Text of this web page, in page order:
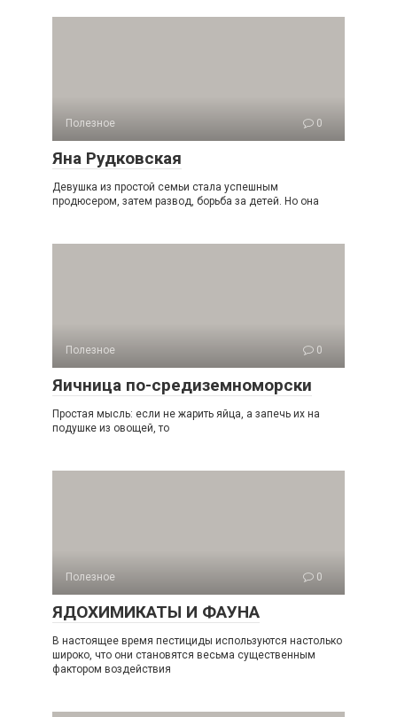
Полезное 0
Яна Рудковская
Девушка из простой семьи стала успешным
продюсером, затем развод, борьба за детей. Но она
Полезное 0
Яичница по-средиземноморски
Простая мысль: если не жарить яйца, а запечь их на
подушке из овощей, то
Полезное 0
ЯДОХИМИКАТЫ И ФАУНА
В настоящее время пестициды используются настолько
широко, что они становятся весьма существенным
фактором воздействия